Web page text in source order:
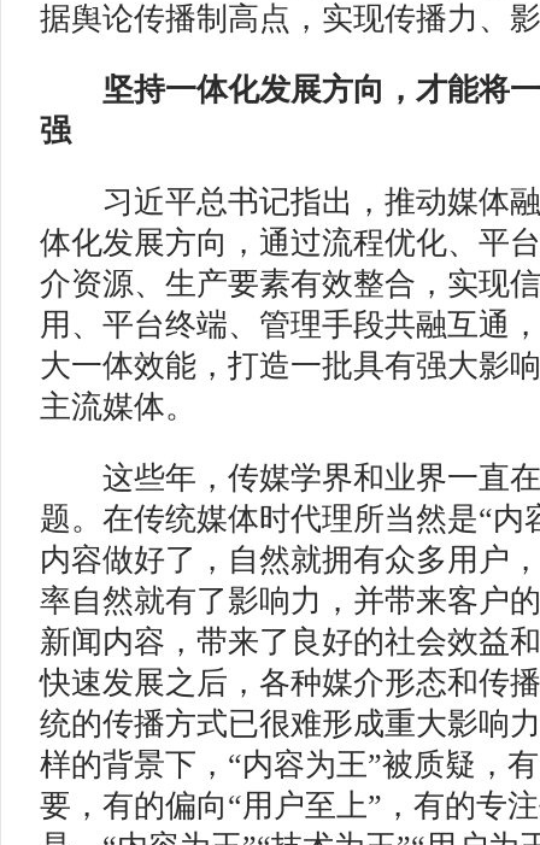
据舆论传播制高点，实现传播力、
坚持一体化发展方向，才能将
强
习近平总书记指出，推动媒体融
体化发展方向，通过流程优化、平
介资源、生产要素有效整合，实现
用、平台终端、管理手段共融互通
大一体效能，打造一批具有强大影
主流媒体。
这些年，传媒学界和业界一直在
题。在传统媒体时代理所当然是“内
内容做好了，自然就拥有众多用户
率自然就有了影响力，并带来客户
新闻内容，带来了良好的社会效益
快速发展之后，各种媒介形态和传
统的传播方式已很难形成重大影响
样的背景下，“内容为王”被质疑，
要，有的偏向“用户至上”，有的专